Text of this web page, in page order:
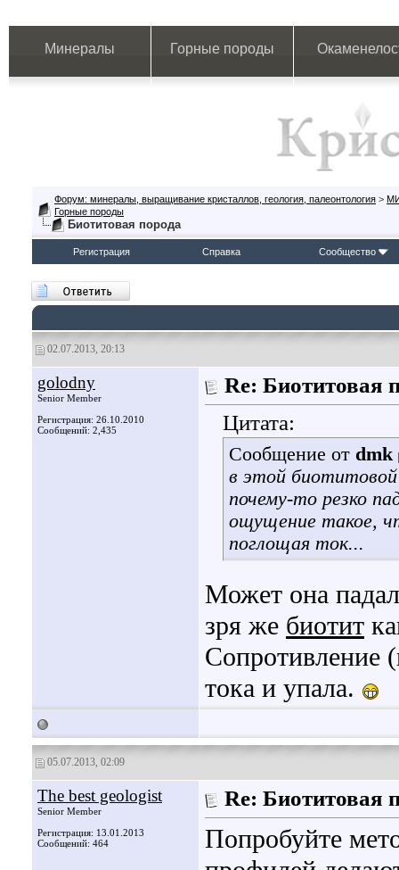
Минералы Горные породы
Форум: минералы, выращивание кристаллов, геология, палеонтология >
Горные породы
Биотитовая порода
Регистрация Справка Сообщество
02.07.2013, 20:13
golodny
Senior Member
Регистрация: 26.10.2010
Сообщений: 2,435
Re: Биотитовая
Цитата:
Сообщение от dmk
в этой
почему-то резко
ощущение такое,
поглощая ток...
Может она
зря же биотит
Сопротивление
тока и упала.
05.07.2013, 02:09
The best geologist
Senior Member
Регистрация: 13.01.2013
Сообщений: 464
Re: Биотитовая
Попробуйте